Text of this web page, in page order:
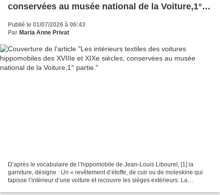
conservées au musée national de la Voiture,1°
partie.
Publié le 01/07/2026 à 06:43
Par Maria Anne Privat
D’après le vocabulaire de l’hippomobile de Jean-Louis Libourel, [1] la
garniture, désigne : Un « revêtement d’étoffe, de cuir ou de moleskine qui
tapisse l’intérieur d’une voiture et recouvre les sièges extérieurs. La